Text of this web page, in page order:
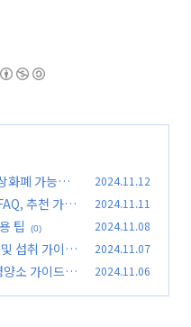
화폐 가능성
2024.11.12
추천 가습
2024.11.11
팁 (0) 2024.11.08
섭취 가이드 2024.11.07
소 가이드 2024.11.06